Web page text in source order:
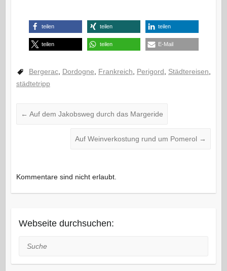
teilen teilen teilen
teilen teilen E-Mail
Bergerac, Dordogne Frankreich Perigord Städtereisen
städtetripp
← Auf dem Jakobsweg durch das Margeride
Auf Weinverkostung rund um Pomerol →
Kommentare sind nicht erlaubt.
Webseite durchsuchen:
Suche